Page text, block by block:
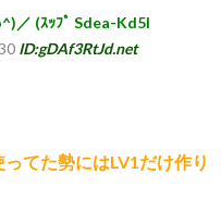
／ (ｽｯﾌﾟ Sdea-Kd5I
ID:gDAf3RtJd.net
てた勢にはLV1だけ作り